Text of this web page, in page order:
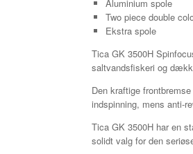
Aluminium spole
Two piece double
Ekstra spole
Tica GK 3500H
saltvandsfiskeri og
Den kraftige
indspinning, mens anti-
Tica GK 3500H har en
solidt valg for den